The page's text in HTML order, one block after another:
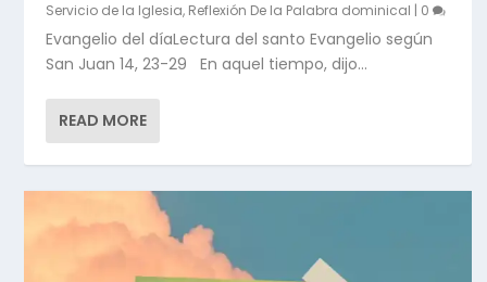
Servicio de la Iglesia, Reflexión De la Palabra dominical | 0
Evangelio del díaLectura del santo Evangelio según
San Juan 14, 23-29 En aquel tiempo, dijo...
READ MORE